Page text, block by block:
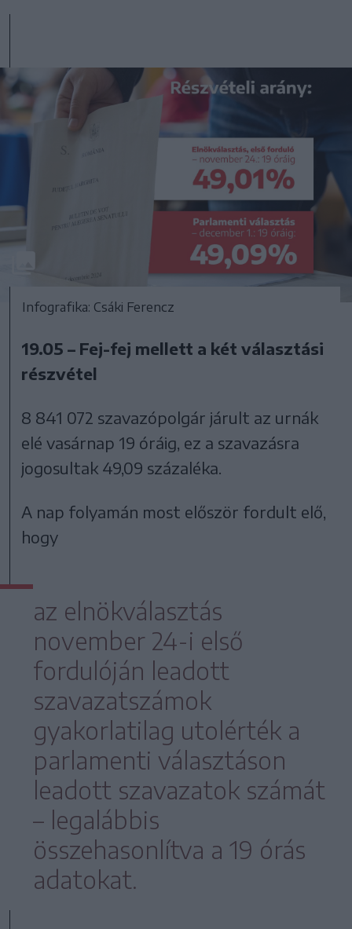
Infografika: Csáki Ferencz
19.05 – Fej-fej mellett a két választási
részvétel
8 841 072 szavazópolgár járult az urnák
elé vasárnap 19 óráig, ez a szavazásra
jogosultak 49,09 százaléka.
A nap folyamán most először fordult elő,
hogy
az elnökválasztás
november 24-i első
fordulóján leadott
szavazatszámok
gyakorlatilag utolérték a
parlamenti választáson
leadott szavazatok számát
– legalábbis
összehasonlítva a 19 órás
adatokat.